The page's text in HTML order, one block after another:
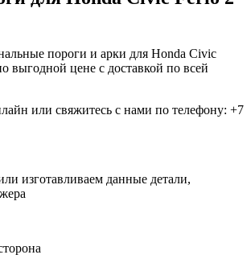
пороги и арки для Honda Civic
выгодной цене с доставкой по всей
или свяжитесь с нами по телефону: +7
изготавливаем данные детали,